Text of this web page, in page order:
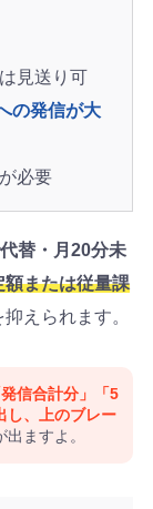
見送り可
の発信が大
必要
替・月20分未
額または従量課
えられます。
信合計分」「5
し、上のブレー
出ますよ。